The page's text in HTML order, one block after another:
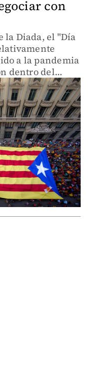
con
la Diada, el "Día
a la pandemia
dentro del